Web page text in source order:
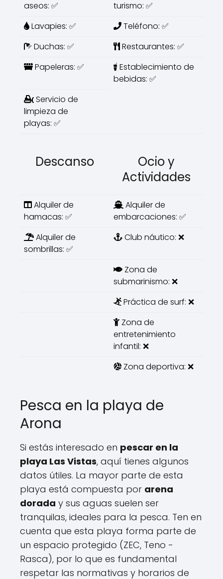
aseos: ✅
turismo: ✅
Lavapies: ✅
Teléfono: ✅
Duchas: ✅
Restaurantes: ✅
Papeleras: ✅
Establecimiento de
bebidas: ✅
Servicio de
limpieza de
playas: ✅
Descanso
Ocio y
Actividades
Alquiler de
hamacas: ✅
Alquiler de
embarcaciones: ✅
Alquiler de
sombrillas: ✅
Club náutico: ❌
Zona de
submarinismo: ❌
Práctica de surf: ❌
Zona de
entretenimiento
infantil: ❌
Zona deportiva: ❌
Pesca en la playa de
Arona
Si estás interesado en pescar en la
playa Las Vistas, aquí tienes algunos
datos útiles. La mayor parte de esta
playa está compuesta por arena
dorada y sus aguas suelen ser
tranquilas, ideales para la pesca. Ten en
cuenta que esta playa forma parte de
un espacio protegido (ZEC, Teno -
Rasca), por lo que es fundamental
respetar las normativas y horarios de